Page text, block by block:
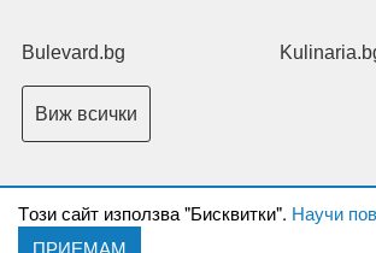
Tози сайт използва "Бисквитки". Научи
ПРИЕМАМ
Bulevard.bg
Виж всички